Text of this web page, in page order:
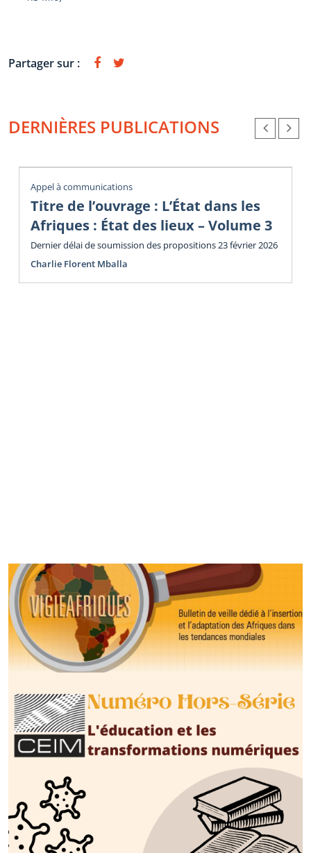
Partager sur :
DERNIÈRES PUBLICATIONS
Appel à communications
Titre de l’ouvrage : L’État dans les
Afriques : État des lieux – Volume 3
Dernier délai de soumission des propositions 23 février 2026
Charlie Florent Mballa